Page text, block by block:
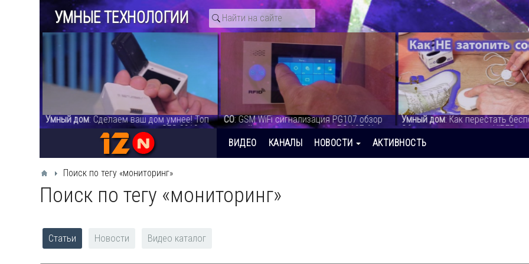
УМНЫЕ ТЕХНОЛОГИИ
СО: GSM WiFi сигнализация PG107 обзор
лучшей системы на сегодня.PG 107 Alarm
System - видео
Умный дом: Как перестать беспокоиться.
Обзор умных датчиков HIPER - видео
Умный дом: Умная розетка
видео
ВИДЕО КАНАЛЫ НОВОСТИ АКТИВНОСТЬ
Поиск по тегу «мониторинг»
Поиск по тегу «мониторинг»
Статьи Новости Видео каталог